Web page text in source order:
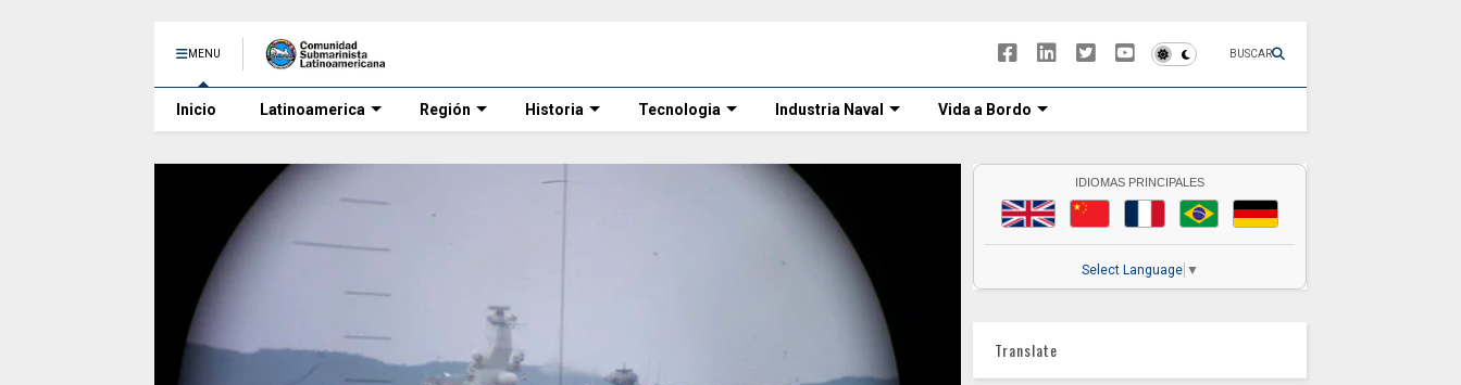
MENU BUSCAR
Inicio Latinoamerica Región Historia Tecnologia Industria Naval Vida a Bordo
IDIOMAS PRINCIPALES
Select Language ▼
Translate